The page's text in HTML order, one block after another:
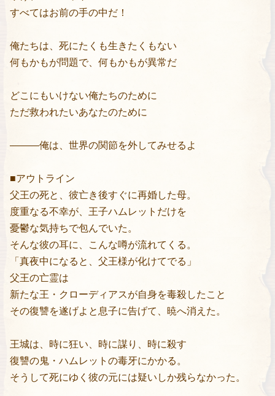
すべてはお前の手の中だ！
俺たちは、死にたくも生きたくもない
何もかもが問題で、何もかもが異常だ
どこにもいけない俺たちのために
ただ救われたいあなたのために
———俺は、世界の関節を外してみせるよ
■アウトライン
父王の死と、彼亡き後すぐに再婚した母。
度重なる不幸が、王子ハムレットだけを
憂鬱な気持ちで包んでいた。
そんな彼の耳に、こんな噂が流れてくる。
「真夜中になると、父王様が化けてでる」
父王の亡霊は
新たな王・クローディアスが自身を毒殺したこと
その復讐を遂げよと息子に告げて、暁へ消えた。
王城は、時に狂い、時に謀り、時に殺す
復讐の鬼・ハムレットの毒牙にかかる。
そうして死にゆく彼の元には疑いしか残らなかった。